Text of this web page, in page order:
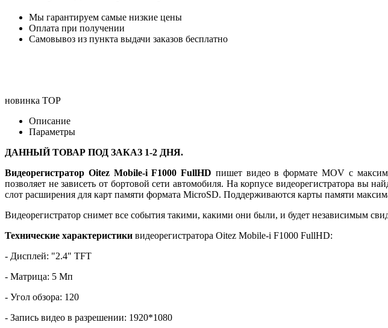
Мы гарантируем самые низкие цены
Оплата при получении
Самовывоз из пункта выдачи заказов бесплатно
новинка TOP
Описание
Параметры
ДАННЫЙ ТОВАР ПОД ЗАКАЗ 1-2 ДНЯ.
Видеорегистратор Oitez Mobile-i F1000 FullHD пишет видео в формате MOV с
позволяет не зависеть от бортовой сети автомобиля. На корпусе видеорегистратора вы
слот расширения для карт памяти формата MicroSD. Поддерживаются карты памяти
Видеорегистратор снимет все события такими, какими они были, и будет независимым
Технические характеристики видеорегистратора Oitez Mobile-i F1000 FullHD:
- Дисплей: "2.4" TFT
- Матрица: 5 Мп
- Угол обзора: 120
- Запись видео в разрешении: 1920*1080